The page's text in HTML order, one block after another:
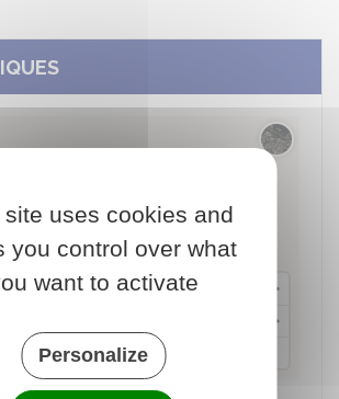
d'OpenStreetMap
site uses cookies and
you control over what
want to activate
Personalize